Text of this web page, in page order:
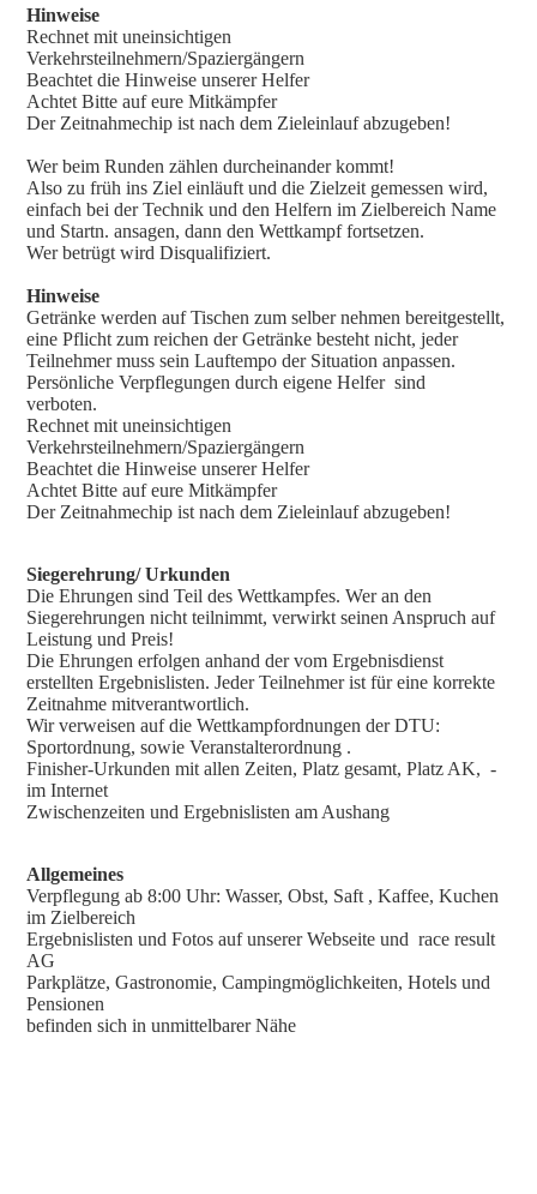
Hinweise
Rechnet mit uneinsichtigen
Verkehrsteilnehmern/Spaziergängern
Beachtet die Hinweise unserer Helfer
Achtet Bitte auf eure Mitkämpfer
Der Zeitnahmechip ist nach dem Zieleinlauf abzugeben!
Wer beim Runden zählen durcheinander kommt!
Also zu früh ins Ziel einläuft und die Zielzeit gemessen wird,
einfach bei der Technik und den Helfern im Zielbereich Name
und Startn. ansagen, dann den Wettkampf fortsetzen.
Wer betrügt wird Disqualifiziert.
Hinweise
Getränke werden auf Tischen zum selber nehmen bereitgestellt,
eine Pflicht zum reichen der Getränke besteht nicht, jeder
Teilnehmer muss sein Lauftempo der Situation anpassen.
Persönliche Verpflegungen durch eigene Helfer sind
verboten.
Rechnet mit uneinsichtigen
Verkehrsteilnehmern/Spaziergängern
Beachtet die Hinweise unserer Helfer
Achtet Bitte auf eure Mitkämpfer
Der Zeitnahmechip ist nach dem Zieleinlauf abzugeben!
Siegerehrung/ Urkunden
Die Ehrungen sind Teil des Wettkampfes. Wer an den
Siegerehrungen nicht teilnimmt, verwirkt seinen Anspruch auf
Leistung und Preis!
Die Ehrungen erfolgen anhand der vom Ergebnisdienst
erstellten Ergebnislisten. Jeder Teilnehmer ist für eine korrekte
Zeitnahme mitverantwortlich.
Wir verweisen auf die Wettkampfordnungen der DTU:
Sportordnung, sowie Veranstalterordnung .
Finisher-Urkunden mit allen Zeiten, Platz gesamt, Platz AK, -
im Internet
Zwischenzeiten und Ergebnislisten am Aushang
Allgemeines
Verpflegung ab 8:00 Uhr: Wasser, Obst, Saft , Kaffee, Kuchen
im Zielbereich
Ergebnislisten und Fotos auf unserer Webseite und race result
AG
Parkplätze, Gastronomie, Campingmöglichkeiten, Hotels und
Pensionen
befinden sich in unmittelbarer Nähe